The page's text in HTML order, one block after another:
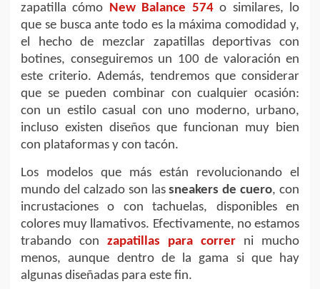
zapatilla cómo
New Balance 574o similares, lo
que se busca ante todo es la máxima comodidad y,
el hecho de mezclar zapatillas deportivas con
botines, conseguiremos un 100 de valoración en
este criterio. Además, tendremos que considerar
que se pueden combinar con cualquier ocasión:
con un estilo casual con uno moderno, urbano,
incluso existen diseños que funcionan muy bien
con plataformas y con tacón.
Los modelos que más están revolucionando el
mundo del calzado son lassneakers de cuero, con
incrustaciones o con tachuelas, disponibles en
colores muy llamativos. Efectivamente, no estamos
trabando con zapatillas para correr ni mucho
menos, aunque dentro de la gama si que hay
algunas diseñadas para este fin.